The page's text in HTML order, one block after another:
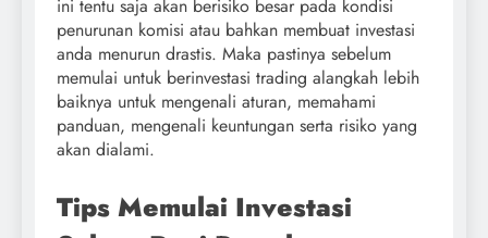
ini tentu saja akan berisiko besar pada kondisi
penurunan komisi atau bahkan membuat investasi
anda menurun drastis. Maka pastinya sebelum
memulai untuk berinvestasi trading alangkah lebih
baiknya untuk mengenali aturan, memahami
panduan, mengenali keuntungan serta risiko yang
akan dialami.
Tips Memulai Investasi